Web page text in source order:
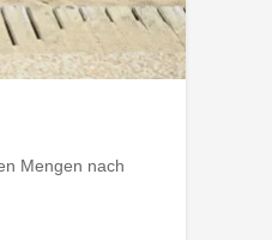
Mengen nach